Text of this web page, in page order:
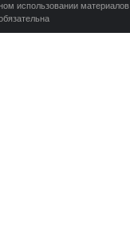
использовании материалов